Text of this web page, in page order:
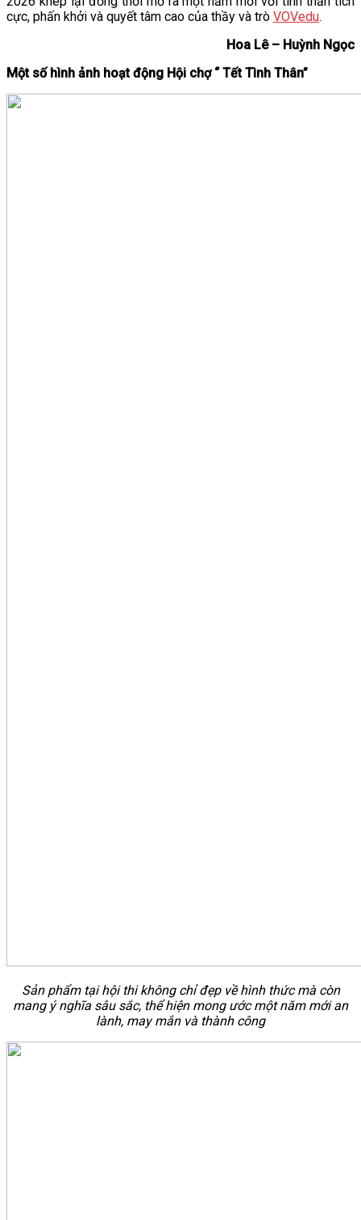
cực, phấn khởi và quyết tâm cao của thầy và trò VOVedu.
Hoa Lê – Huỳnh Ngọc
Một số hình ảnh hoạt động Hội chợ “ Tết Tình Thân”
Sản phẩm tại hội thi không chỉ đẹp về hình thức mà còn
mang ý nghĩa sâu sắc, thể hiện mong ước một năm mới an
lành, may mắn và thành công